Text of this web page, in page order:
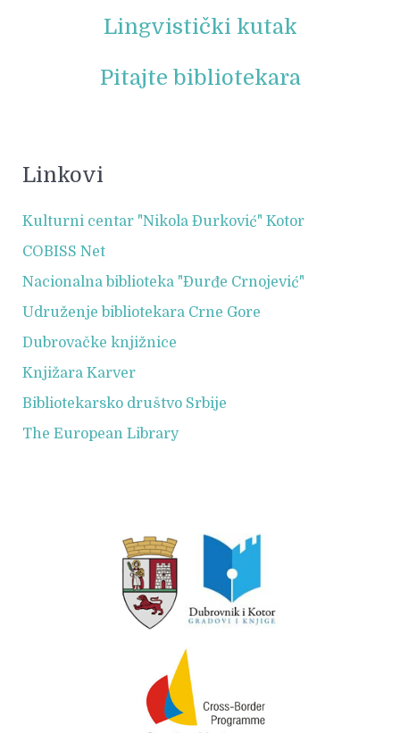
Lingvistički kutak
Pitajte bibliotekara
Linkovi
Kulturni centar "Nikola Đurković" Kotor
COBISS Net
Nacionalna biblioteka "Đurđe Crnojević"
Udruženje bibliotekara Crne Gore
Dubrovačke knjižnice
Knjižara Karver
Bibliotekarsko društvo Srbije
The European Library